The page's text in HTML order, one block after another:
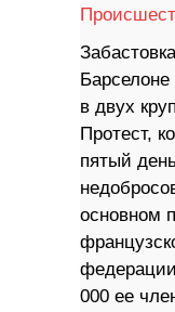
в двух
Протест,
пятый
основном
000 ее